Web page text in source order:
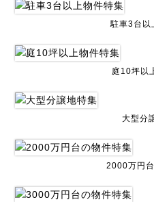
駐車3台以
庭10坪以
大型分
2000万円